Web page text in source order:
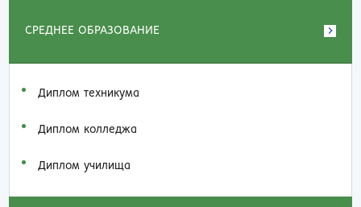
СРЕДНЕЕ ОБРАЗОВАНИЕ
Диплом техникума
Диплом колледжа
Диплом училища